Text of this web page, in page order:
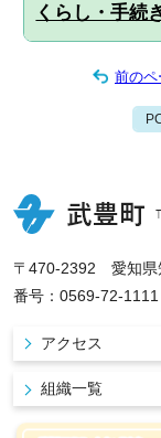
くらし・手続
前のペ
〒470-2392 愛知県
番号：0569-72-
アクセス
組織一覧